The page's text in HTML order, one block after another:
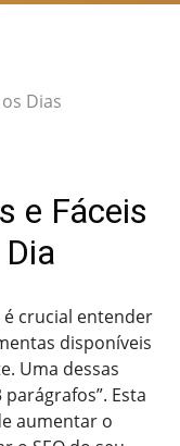
Dias
e Fáceis
crucial entender
disponíveis
Uma dessas
Esta
aumentar o